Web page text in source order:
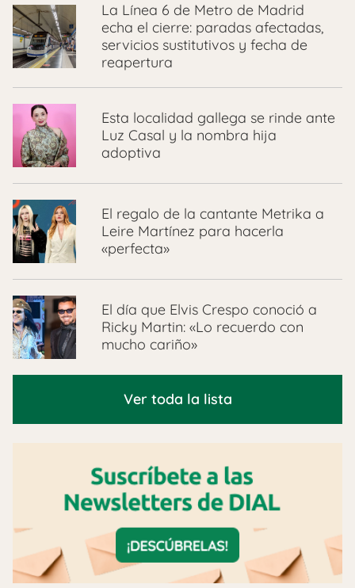
La Línea 6 de Metro de Madrid
echa el cierre: paradas afectadas,
servicios sustitutivos y fecha de
reapertura
Esta localidad gallega se rinde ante
Luz Casal y la nombra hija
adoptiva
El regalo de la cantante Metrika a
Leire Martínez para hacerla
«perfecta»
El día que Elvis Crespo conoció a
Ricky Martin: «Lo recuerdo con
mucho cariño»
Ver toda la lista